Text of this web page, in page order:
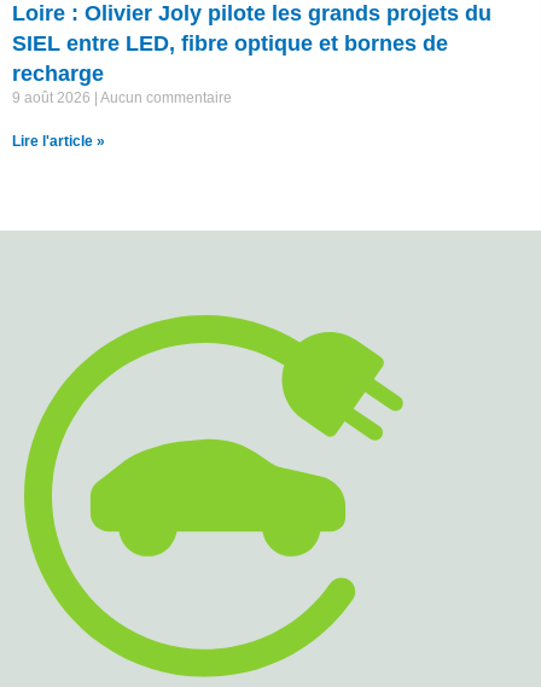
Loire : Olivier Joly pilote les grands projets du
SIEL entre LED, fibre optique et bornes de
recharge
9 août 2026 Aucun commentaire
Lire l'article »